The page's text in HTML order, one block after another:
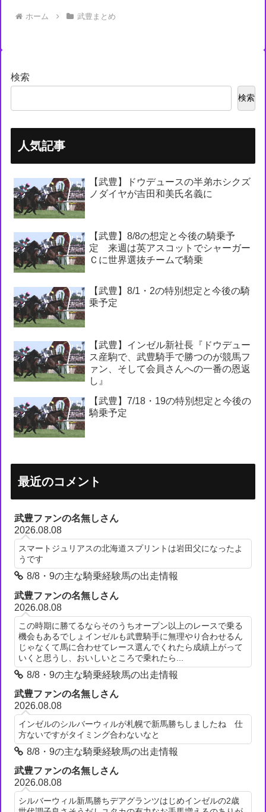
ホーム 武豊まとめ
検索
検索
人気記事
【武豊】ドウデュースの半弟ホシクズ
ノダイヤが吉田和美氏名義に
【武豊】8/8の想定と今後の騎乗予
定 来週は英アスコットでシャーガー
Ｃに世界選抜チームで騎乗
【武豊】8/1・2の特別想定と今後の騎
乗予定
【武豊】インゼル新社長『ドウデュー
ス産駒で、武豊騎手で勝つのが競馬フ
ァン、そして会員さんへの一番の恩返
し』
【武豊】7/18・19の特別想定と今後の
騎乗予定
最近のコメント
武豊ファンの名無しさん
2026.08.08
スマートジュリアスの北海道スプリントは岩田父になったよ
うです
8/8・9の主な騎乗経験馬の出走情報
武豊ファンの名無しさん
2026.08.08
この時期に勝てるならそのうちオープン以上のレースで乗る
機会もあるでしょインゼルも武豊騎手に無理やり合わせるん
じゃなくて馬に合わせてレース選んでくれたら成績上がって
いくと思うし、おいしいところで乗れたら...
8/8・9の主な騎乗経験馬の出走情報
武豊ファンの名無しさん
2026.08.08
インゼルのシルバーウィルが札幌で新馬勝ちしましたね 仕
方ないですがタイミング合わないなと
8/8・9の主な騎乗経験馬の出走情報
武豊ファンの名無しさん
2026.08.08
シルバーウィル新馬勝ちデアグランツはじめインゼルの2歳